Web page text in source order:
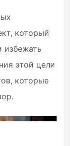
который
избежать
этой цели
которые